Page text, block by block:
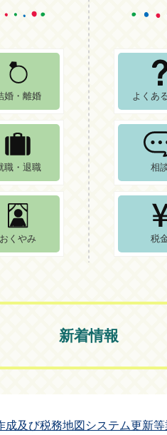
婚・離婚
職・退職
おくやみ
よくあ
相
税
新着情報
成及び税務地図システム更新